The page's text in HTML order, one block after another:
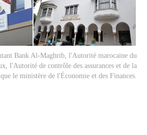
Bank Al-Maghrib, l'Autorité marocaine du
l'Autorité de contrôle des assurances et de la
le ministère de l'Économie et des Finances.